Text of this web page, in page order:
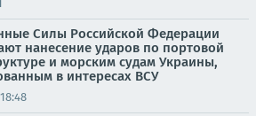
Силы Российской Федерации
нанесение ударов по портовой
и морским судам Украины,
в интересах ВСУ
18:48